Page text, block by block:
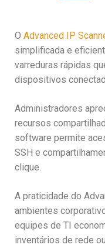
O Advanced IP
simplificada e
varreduras rápidas
dispositivos
Administradores
recursos
software permite
SSH e
clique.
A praticidade do
ambientes
equipes de TI
inventários de rede